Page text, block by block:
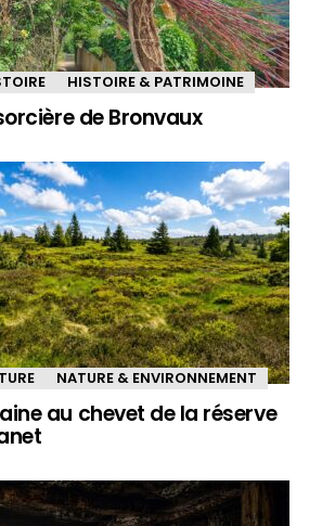
HISTOIRE & PATRIMOINE
de Bronvaux
NATURE & ENVIRONNEMENT
au chevet de la réserve